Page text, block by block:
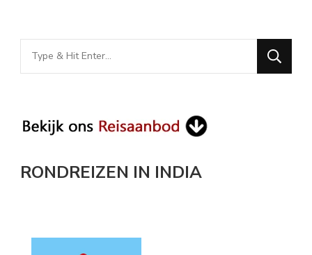
Looking
for
RONDREIZEN IN INDIA